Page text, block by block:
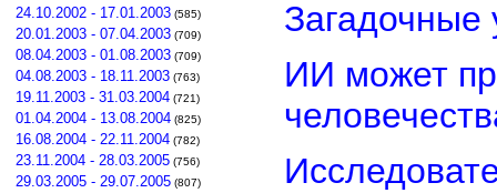
24.10.2002 - 17.01.2003 (585)
20.01.2003 - 07.04.2003 (709)
08.04.2003 - 01.08.2003 (709)
04.08.2003 - 18.11.2003 (763)
19.11.2003 - 31.03.2004 (721)
01.04.2004 - 13.08.2004 (825)
16.08.2004 - 22.11.2004 (782)
23.11.2004 - 28.03.2005 (756)
29.03.2005 - 29.07.2005 (807)
Загадочные
ИИ может